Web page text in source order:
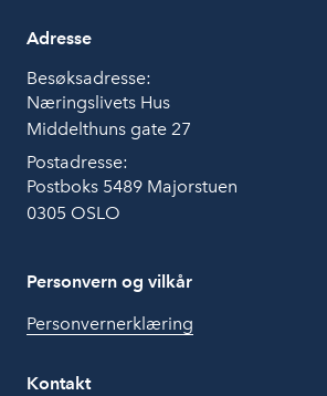
Adresse
Besøksadresse:
Næringslivets Hus
Middelthuns gate 27
Postadresse:
Postboks 5489 Majorstuen
0305 OSLO
Personvern og vilkår
Personvernerklæring
Kontakt